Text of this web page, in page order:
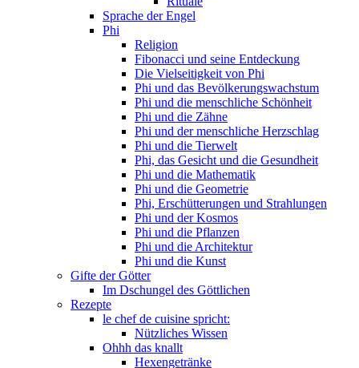
Sprache der Engel
Phi
Religion
Fibonacci und seine Entdeckung
Die Vielseitigkeit von Phi
Phi und das Bevölkerungswachstum
Phi und die menschliche Schönheit
Phi und die Zähne
Phi und der menschliche Herzschlag
Phi und die Tierwelt
Phi, das Gesicht und die Gesundheit
Phi und die Mathematik
Phi und die Geometrie
Phi, Erschütterungen und Strahlungen
Phi und der Kosmos
Phi und die Pflanzen
Phi und die Architektur
Phi und die Kunst
Gifte der Götter
Im Dschungel des Göttlichen
Rezepte
le chef de cuisine spricht:
Nützliches Wissen
Ohhh das knallt
Hexengetränke